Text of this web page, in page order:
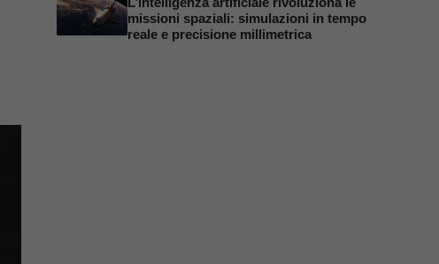
missioni spaziali: simulazioni in tempo
reale e precisione millimetrica